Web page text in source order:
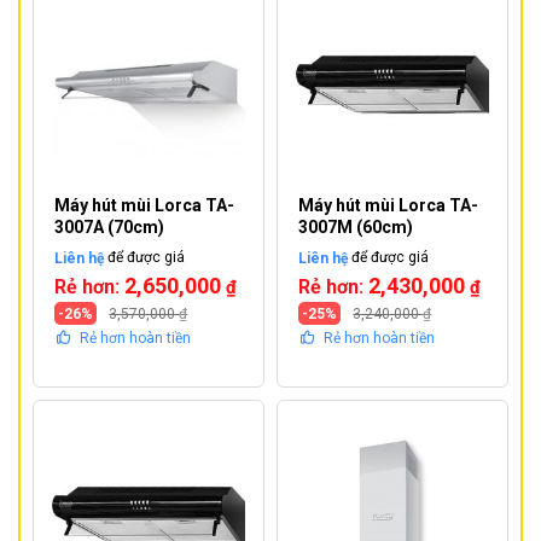
Máy hút mùi Lorca TA-
3007A (70cm)
Liên hệđể được giá
Rẻ hơn: 2,650,000 ₫
3,570,000₫
-26%
Rẻ hơn hoàn tiền
Máy hút mùi Lorca TA-
3007M (60cm)
Liên hệđể được giá
Rẻ hơn: 2,430,000 ₫
3,240,000₫
-25%
Rẻ hơn hoàn tiền